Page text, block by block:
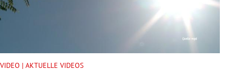
VIDEO | AKTUELLE VIDEOS